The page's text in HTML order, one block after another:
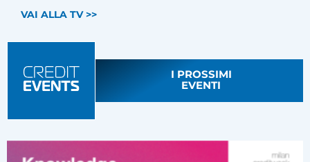
VAI ALLA TV >>
I PROSSIMI
EVENTI